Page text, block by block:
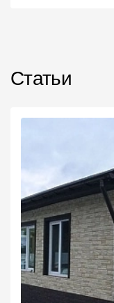
Статьи